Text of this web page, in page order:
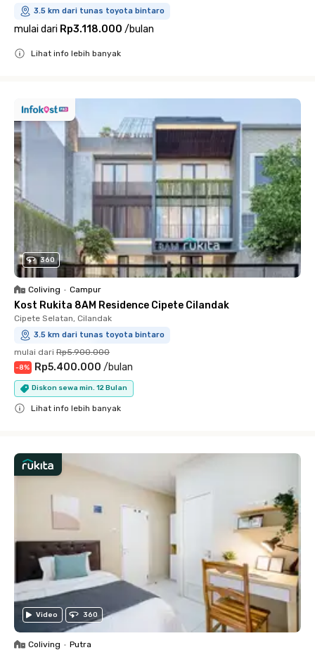
3.5 km dari tunas toyota bintaro
mulai dari Rp3.118.000 /bulan
Lihat info lebih banyak
360
Coliving • Campur
Kost Rukita 8AM Residence Cipete Cilandak
Cipete Selatan, Cilandak
3.5 km dari tunas toyota bintaro
mulai dari Rp5.900.000
-8% Rp5.400.000 /bulan
Diskon sewa min. 12 Bulan
Lihat info lebih banyak
Video 360
Coliving • Putra